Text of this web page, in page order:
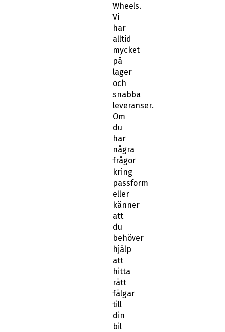
Wheels.
Vi
har
alltid
mycket
på
lager
och
snabba
leveranser.
Om
du
har
några
frågor
kring
passform
eller
känner
att
du
behöver
hjälp
att
hitta
rätt
fälgar
till
din
bil